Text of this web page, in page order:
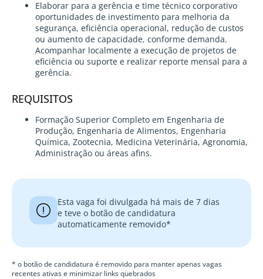
Elaborar para a gerência e time técnico corporativo
oportunidades de investimento para melhoria da
segurança, eficiência operacional, redução de custos
ou aumento de capacidade, conforme demanda.
Acompanhar localmente a execução de projetos de
eficiência ou suporte e realizar reporte mensal para a
gerência.
REQUISITOS
Formação Superior Completo em Engenharia de
Produção, Engenharia de Alimentos, Engenharia
Química, Zootecnia, Medicina Veterinária, Agronomia,
Administração ou áreas afins.
Esta vaga foi divulgada há mais de 7 dias
e teve o botão de candidatura
automaticamente removido*
* o botão de candidatura é removido para manter apenas vagas
recentes ativas e minimizar links quebrados